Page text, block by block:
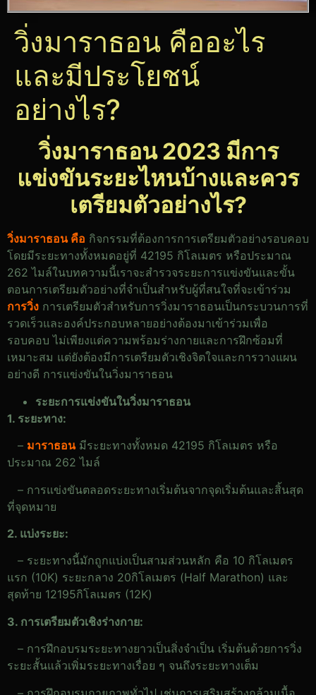
วิ่งมาราธอน คืออะไร
และมีประโยชน์
อย่างไร?
วิ่งมาราธอน 2023 มีการ
แข่งขันระยะไหนบ้างและควร
เตรียมตัวอย่างไร?
วิ่งมาราธอน คือ กิจกรรมที่ต้องการการเตรียมตัวอย่างรอบคอบ
โดยมีระยะทางทั้งหมดอยู่ที่ 42195 กิโลเมตร หรือประมาณ
262 ไมล์ในบทความนี้เราจะสำรวจระยะการแข่งขันและขั้น
ตอนการเตรียมตัวอย่างที่จำเป็นสำหรับผู้ที่สนใจที่จะเข้าร่วม
การวิ่ง การเตรียมตัวสำหรับการวิ่งมาราธอนเป็นกระบวนการที่
รวดเร็วและองค์ประกอบหลายอย่างต้องมาเข้าร่วมเพื่อ
รอบคอบ ไม่เพียงแต่ความพร้อมร่างกายและการฝึกซ้อมที่
เหมาะสม แต่ยังต้องมีการเตรียมตัวเชิงจิตใจและการวางแผน
อย่างดี การแข่งขันในวิ่งมาราธอน
ระยะการแข่งขันในวิ่งมาราธอน
1. ระยะทาง:
– มาราธอนมีระยะทางทั้งหมด 42195 กิโลเมตร หรือ
ประมาณ 262 ไมล์
– การแข่งขันตลอดระยะทางเริ่มต้นจากจุดเริ่มต้นและสิ้นสุด
ที่จุดหมาย
2. แบ่งระยะ:
– ระยะทางนี้มักถูกแบ่งเป็นสามส่วนหลัก คือ 10 กิโลเมตร
แรก (10K) ระยะกลาง 20กิโลเมตร (Half Marathon) และ
สุดท้าย 12195กิโลเมตร (12K)
3. การเตรียมตัวเชิงร่างกาย:
– การฝึกอบรมระยะทางยาวเป็นสิ่งจำเป็น เริ่มต้นด้วยการวิ่ง
ระยะสั้นแล้วเพิ่มระยะทางเรื่อย ๆ จนถึงระยะทางเต็ม